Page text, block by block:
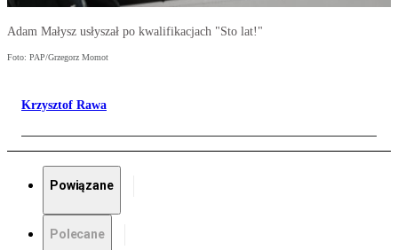
Adam Małysz usłyszał po kwalifikacjach "Sto lat!"
Foto: PAP/Grzegorz Momot
Krzysztof Rawa
Powiązane
Polecane